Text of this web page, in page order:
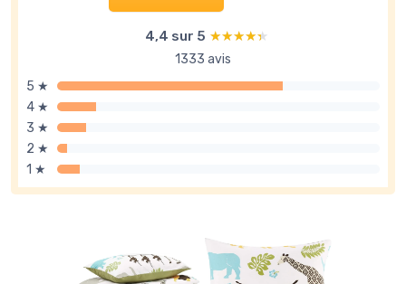
4,4 sur 5 ★★★★★
★★★★★
1333 avis
5 ★
4 ★
3 ★
2 ★
1 ★